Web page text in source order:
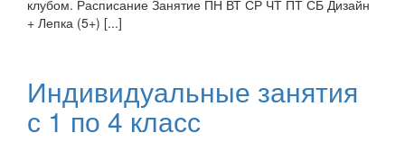
клубом. Расписание Занятие ПН ВТ СР ЧТ ПТ СБ Дизайн
+ Лепка (5+) [...]
Индивидуальные занятия
с 1 по 4 класс